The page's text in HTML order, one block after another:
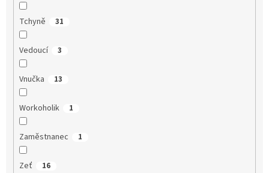
Tchyně 31
Vedoucí 3
Vnučka 13
Workoholik 1
Zaměstnanec 1
Zeť 16